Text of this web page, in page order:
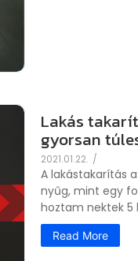
Lakás
gyorsan
2021.01.22. /
A lakástakarítás
nyűg, mint egy
hoztam nektek 5
Read More